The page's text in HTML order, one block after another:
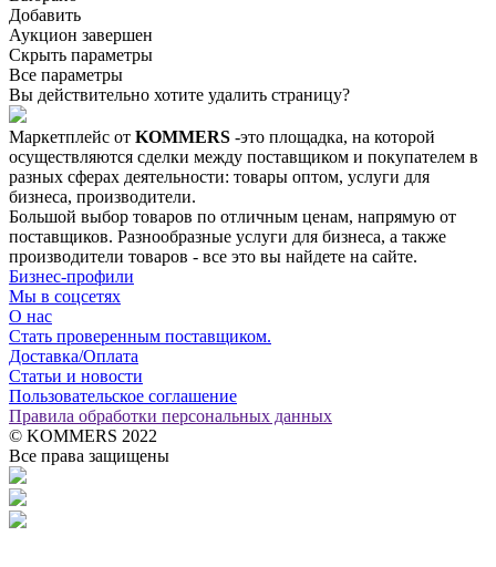
Добавить
Аукцион завершен
Скрыть параметры
Все параметры
Вы действительно хотите удалить страницу?
Маркетплейс от KOMMERS -это площадка, на которой
осуществляются сделки между поставщиком и покупателем в
разных сферах деятельности: товары оптом, услуги для
бизнеса, производители.
Большой выбор товаров по отличным ценам, напрямую от
поставщиков. Разнообразные услуги для бизнеса, а также
производители товаров - все это вы найдете на сайте.
Бизнес-профили
Мы в соцсетях
О нас
Стать проверенным поставщиком.
Доставка/Оплата
Статьи и новости
Пользовательское соглашение
Правила обработки персональных данных
© KOMMERS 2022
Все права защищены